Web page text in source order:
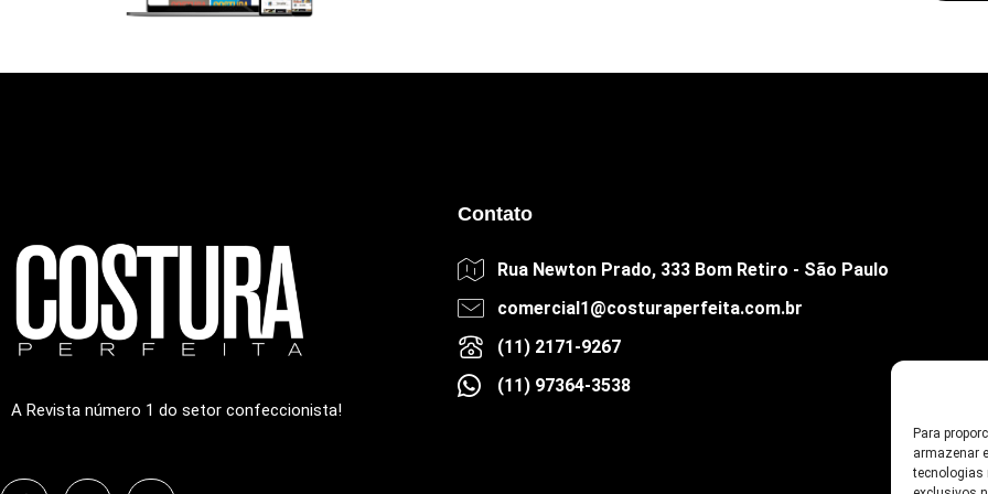
Para
armazenar
tecnologias
A Revista número 1 do setor confeccionista!
Contato
Rua Newton Prado, 333 Bom Retiro - São Paulo
comercial1@costuraperfeita.com.br
(11) 2171-9267
(11) 97364-3538